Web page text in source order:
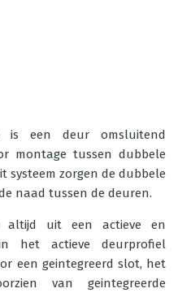
is een deur omsluitend
montage tussen dubbele
systeem zorgen de dubbele
naad tussen de deuren.
altijd uit een actieve en
het actieve deurprofiel
een geintegreerd slot, het
van geintegreerde